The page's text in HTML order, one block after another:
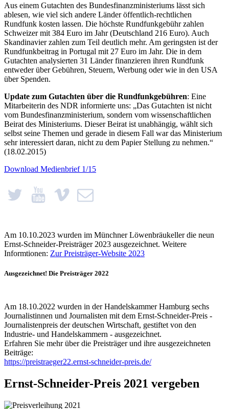
Aus einem Gutachten des Bundesfinanzministeriums lässt sich
ablesen, wie viel sich andere Länder öffentlich-rechtlichen
Rundfunk kosten lassen. Die höchste Rundfunkgebühr zahlen
Schweizer mit 384 Euro im Jahr (Deutschland 216 Euro). Auch
Skandinavier zahlen zum Teil deutlich mehr. Am geringsten ist der
Rundfunkbeitrag in Portugal mit 27 Euro im Jahr. Die in dem
Gutachten analysierten 31 Länder finanzieren ihren Rundfunk
entweder über Gebühren, Steuern, Werbung oder wie in den USA
über Spenden.
Update zum Gutachten über die Rundfunkgebühren: Eine
Mitarbeiterin des NDR informierte uns: „Das Gutachten ist nicht
vom Bundesfinanzministerium, sondern vom wissenschaftlichen
Beirat des Ministeriums. Dieser Beirat ist unabhängig, wählt sich
selbst seine Themen und gerade in diesem Fall war das Ministerium
sehr interessiert daran, nicht zu dem Papier Stellung zu nehmen.“
(18.02.2015)
Download Medienbrief 1/15
Am 10.10.2023 wurden im Münchner Löwenbräukeller die neun
Ernst-Schneider-Preisträger 2023 ausgezeichnet. Weitere
Informtionen: Zur Preisträger-Website 2023
Ausgezeichnet! Die Preisträger 2022
Am 18.10.2022 wurden in der Handelskammer Hamburg sechs
Journalistinnen und Journalisten mit dem Ernst-Schneider-Preis -
Journalistenpreis der deutschen Wirtschaft, gestiftet von den
Industrie- und Handelskammern - ausgezeichnet.
Erfahren Sie mehr über die Preisträger und ihre ausgezeichneten
Beiträge:
https://preistraeger22.ernst-schneider-preis.de/
Ernst-Schneider-Preis 2021 vergeben